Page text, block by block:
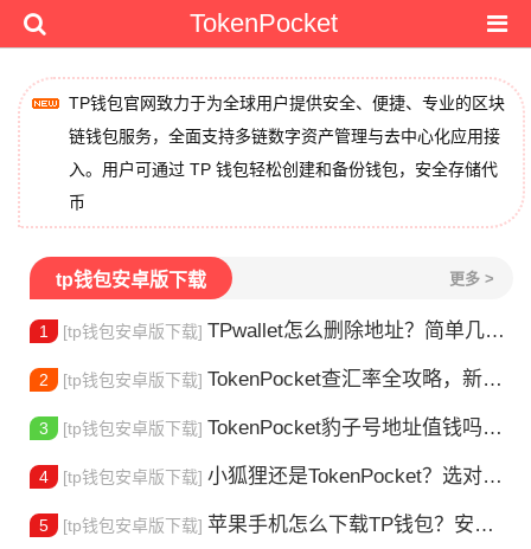
TokenPocket
TP钱包官网致力于为全球用户提供安全、便捷、专业的区块
链钱包服务，全面支持多链数字资产管理与去中心化应用接
入。用户可通过 TP 钱包轻松创建和备份钱包，安全存储代
币
tp钱包安卓版下载 更多 >
1 [tp钱包安卓版下载] TPwallet怎么删除地址？简单几步教你移除多余钱包
2 [tp钱包安卓版下载] TokenPocket查汇率全攻略，新手一看就会
3 [tp钱包安卓版下载] TokenPocket豹子号地址值钱吗？新手看完这篇就懂了
4 [tp钱包安卓版下载] 小狐狸还是TokenPocket？选对钱包很重要
5 [tp钱包安卓版下载] 苹果手机怎么下载TP钱包？安装教程来了